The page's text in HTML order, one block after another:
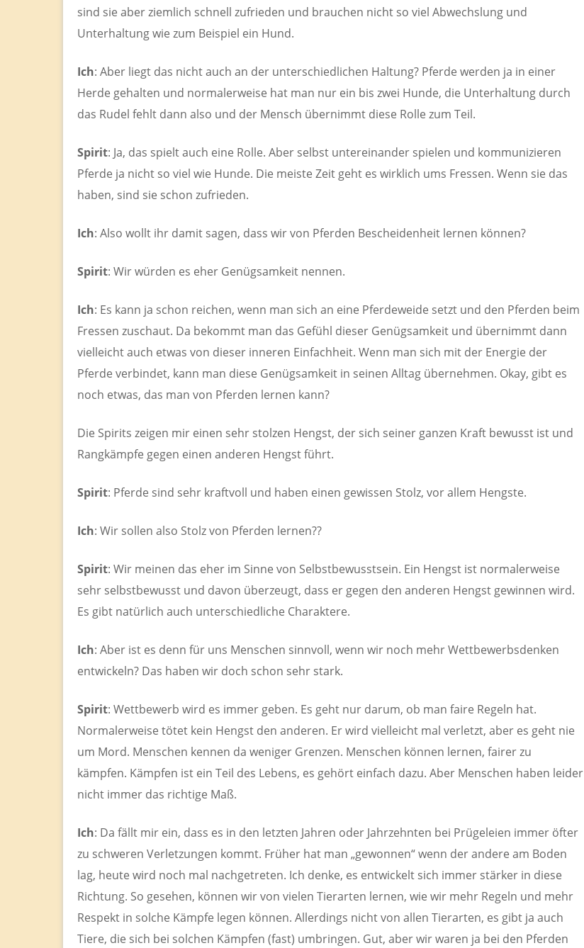
sind sie aber ziemlich schnell zufrieden und brauchen nicht so viel Abwechslung und
Unterhaltung wie zum Beispiel ein Hund.
Ich: Aber liegt das nicht auch an der unterschiedlichen Haltung? Pferde werden ja in einer
Herde gehalten und normalerweise hat man nur ein bis zwei Hunde, die Unterhaltung durch
das Rudel fehlt dann also und der Mensch übernimmt diese Rolle zum Teil.
Spirit: Ja, das spielt auch eine Rolle. Aber selbst untereinander spielen und kommunizieren
Pferde ja nicht so viel wie Hunde. Die meiste Zeit geht es wirklich ums Fressen. Wenn sie das
haben, sind sie schon zufrieden.
Ich: Also wollt ihr damit sagen, dass wir von Pferden Bescheidenheit lernen können?
Spirit: Wir würden es eher Genügsamkeit nennen.
Ich: Es kann ja schon reichen, wenn man sich an eine Pferdeweide setzt und den Pferden beim
Fressen zuschaut. Da bekommt man das Gefühl dieser Genügsamkeit und übernimmt dann
vielleicht auch etwas von dieser inneren Einfachheit. Wenn man sich mit der Energie der
Pferde verbindet, kann man diese Genügsamkeit in seinen Alltag übernehmen. Okay, gibt es
noch etwas, das man von Pferden lernen kann?
Die Spirits zeigen mir einen sehr stolzen Hengst, der sich seiner ganzen Kraft bewusst ist und
Rangkämpfe gegen einen anderen Hengst führt.
Spirit: Pferde sind sehr kraftvoll und haben einen gewissen Stolz, vor allem Hengste.
Ich: Wir sollen also Stolz von Pferden lernen??
Spirit: Wir meinen das eher im Sinne von Selbstbewusstsein. Ein Hengst ist normalerweise
sehr selbstbewusst und davon überzeugt, dass er gegen den anderen Hengst gewinnen wird.
Es gibt natürlich auch unterschiedliche Charaktere.
Ich: Aber ist es denn für uns Menschen sinnvoll, wenn wir noch mehr Wettbewerbsdenken
entwickeln? Das haben wir doch schon sehr stark.
Spirit: Wettbewerb wird es immer geben. Es geht nur darum, ob man faire Regeln hat.
Normalerweise tötet kein Hengst den anderen. Er wird vielleicht mal verletzt, aber es geht nie
um Mord. Menschen kennen da weniger Grenzen. Menschen können lernen, fairer zu
kämpfen. Kämpfen ist ein Teil des Lebens, es gehört einfach dazu. Aber Menschen haben leider
nicht immer das richtige Maß.
Ich: Da fällt mir ein, dass es in den letzten Jahren oder Jahrzehnten bei Prügeleien immer öfter
zu schweren Verletzungen kommt. Früher hat man „gewonnen“ wenn der andere am Boden
lag, heute wird noch mal nachgetreten. Ich denke, es entwickelt sich immer stärker in diese
Richtung. So gesehen, können wir von vielen Tierarten lernen, wie wir mehr Regeln und mehr
Respekt in solche Kämpfe legen können. Allerdings nicht von allen Tierarten, es gibt ja auch
Tiere, die sich bei solchen Kämpfen (fast) umbringen. Gut, aber wir waren ja bei den Pferden